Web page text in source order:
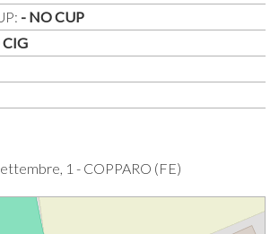
- NO CUP
1 - COPPARO (FE)